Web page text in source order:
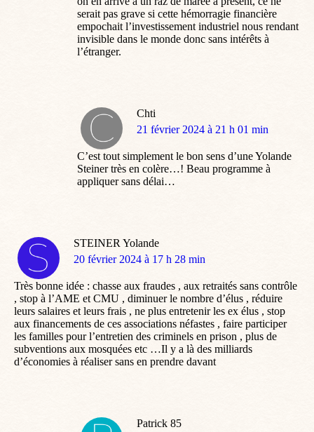
serait pas grave si cette hémorragie financière
empochait l’investissement industriel nous rendant
invisible dans le monde donc sans intérêts à
l’étranger.
Chti
dit
21 février 2024 à 21 h 01 min
C’est tout simplement le bon sens d’une Yolande
Steiner très en colère…! Beau programme à
appliquer sans délai…
STEINER Yolande
dit
20 février 2024 à 17 h 28 min
Très bonne idée : chasse aux fraudes , aux retraités sans contrôle
, stop à l’AME et CMU , diminuer le nombre d’élus , réduire
leurs salaires et leurs frais , ne plus entretenir les ex élus , stop
aux financements de ces associations néfastes , faire participer
les familles pour l’entretien des criminels en prison , plus de
subventions aux mosquées etc …Il y a là des milliards
d’économies à réaliser sans en prendre davant
Patrick 85